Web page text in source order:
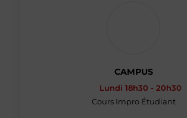
CAMPUS
Lundi 18h30 - 20h30
Cours Impro Étudiant